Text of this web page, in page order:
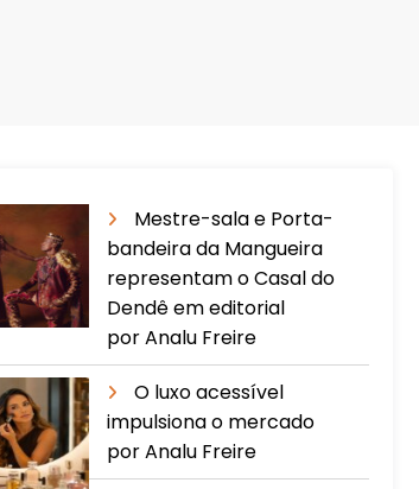
Mestre-sala e Porta-
bandeira da Mangueira
representam o Casal do
Dendê em editorial
por Analu Freire
O luxo acessível
impulsiona o mercado
por Analu Freire